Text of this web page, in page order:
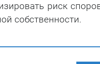
риск
собственности.